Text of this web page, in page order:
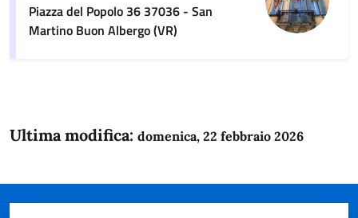
Piazza del Popolo 36 37036 - San
Martino Buon Albergo (VR)
Ultima modifica: domenica, 22 febbraio 2026